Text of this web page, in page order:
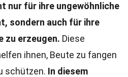
nur für ihre ungewöhnliche
sondern auch für ihre
zu erzeugen. Diese
ihnen, Beute zu fangen
schützen. In diesem